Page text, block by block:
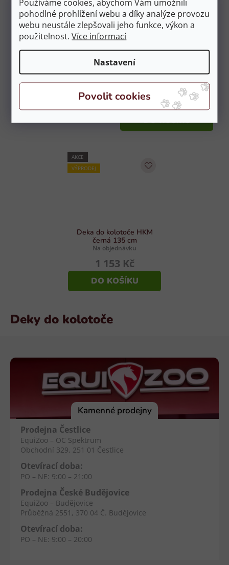
Používáme cookies, abychom Vám umožnili
pohodlné prohlížení webu a díky analýze provozu
webu neustále zlepšovali jeho funkce, výkon a
použitelnost.Více informací
Nastavení
Deka do kolotoče BACK ON
TRACK černá 145
6 803 Kč
DO KOŠÍKU
WALDHAUSEN Comfort
100g - zelená 135 cm
(1 ks)
1 999 Kč
DO KOŠÍKU
AKCE
VÝPRODEJ
Deka do kolotoče HKM
černá 135 cm
Na objednávku
1 153 Kč
DO KOŠÍKU
Deky do kolotoče
Kamenné prodejny
Prodejna Čestlice
EquiZoo – OC Spektrum
Obchodní 329, 251 01 Čestlice
Otevírací doba:
PO – NE: 9:00 – 21:00
Prodejna České Budějovice
EquiZoo – Budějovice
Průběžná 2551, 370 04 Č. Budějovice
Otevírací doba:
PO – NE: 9:00 – 20:00